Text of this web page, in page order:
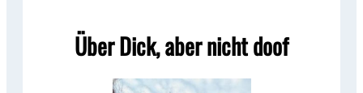
Über Dick, aber nicht doof